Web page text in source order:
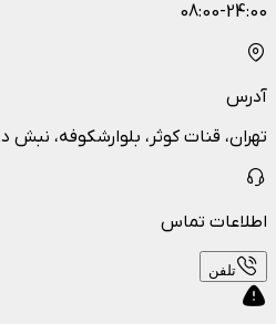
08:00-24:00
آدرس
تهران، قنات کوثر، بلوارشکوفه، نبش
اطلاعات تماس
تلفن